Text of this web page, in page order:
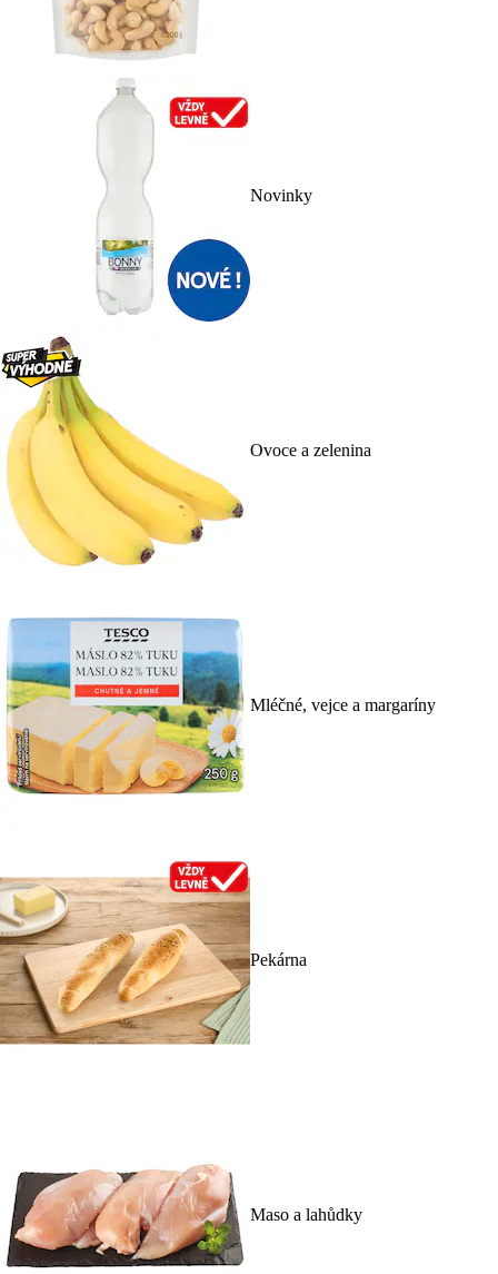
Novinky
Ovoce a zelenina
Mléčné, vejce a margaríny
Pekárna
Maso a lahůdky